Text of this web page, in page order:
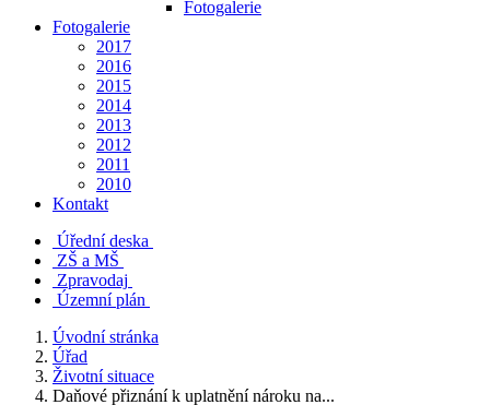
Fotogalerie
Fotogalerie
2017
2016
2015
2014
2013
2012
2011
2010
Kontakt
Úřední deska
ZŠ a MŠ
Zpravodaj
Územní plán
Úvodní stránka
Úřad
Životní situace
Daňové přiznání k uplatnění nároku na...